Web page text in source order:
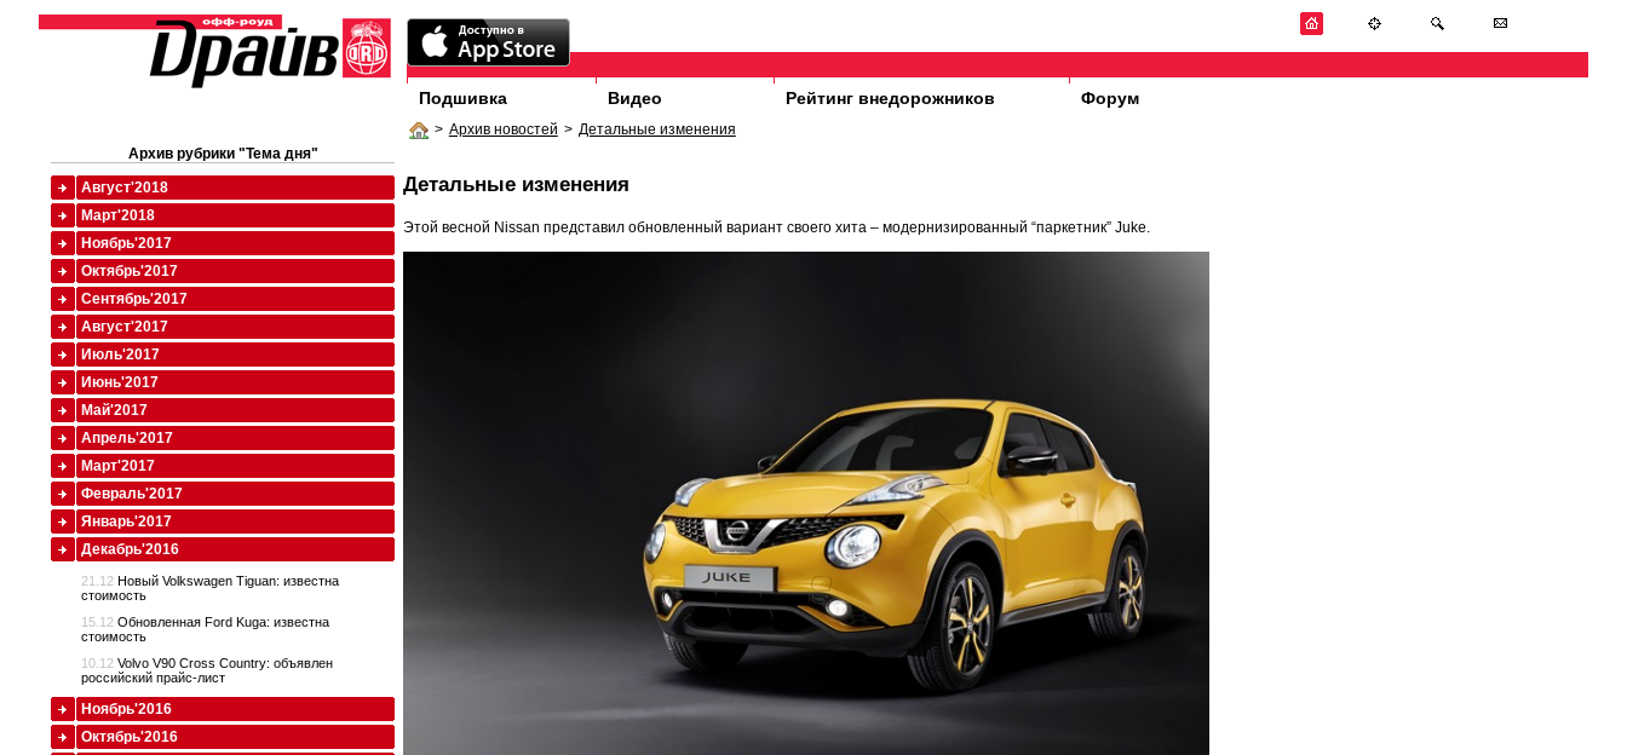
Подшивка Видео Рейтинг внедорожников Форум
> Архив новостей > Детальные изменения
Детальные изменения
Этой весной Nissan представил обновленный вариант своего хита – модернизированный “паркетник” Juke.
Архив рубрики "Тема дня"
Август'2018
Март'2018
Ноябрь'2017
Октябрь'2017
Сентябрь'2017
Август'2017
Июль'2017
Июнь'2017
Май'2017
Апрель'2017
Март'2017
Февраль'2017
Январь'2017
Декабрь'2016
21.12 Новый Volkswagen Tiguan: известна
стоимость
15.12 Обновленная Ford Kuga: известна
стоимость
10.12 Volvo V90 Cross Country: объявлен
российский прайс-лист
Ноябрь'2016
Октябрь'2016